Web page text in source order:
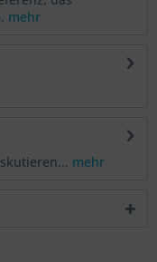
mehr
mehr